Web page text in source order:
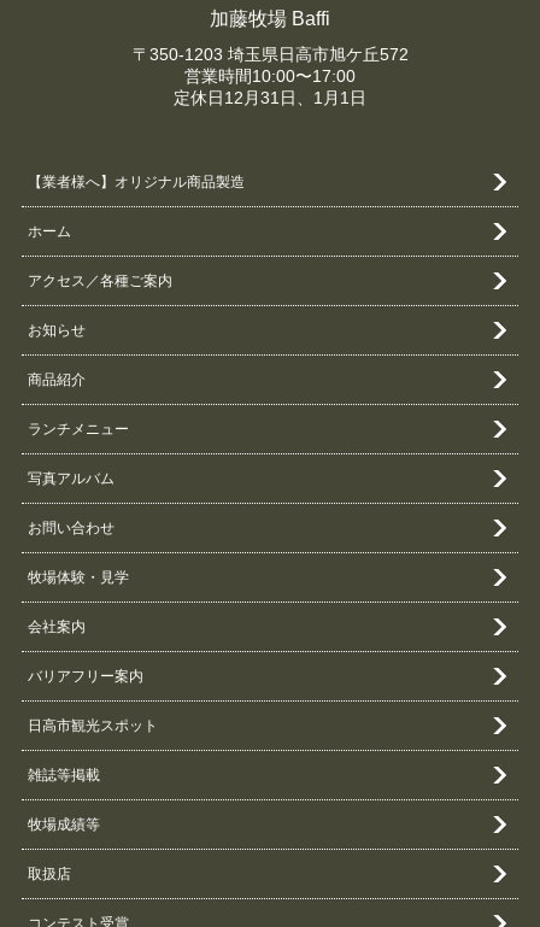
加藤牧場 Baffi
〒350-1203 埼玉県日高市旭ケ丘572
営業時間10:00〜17:00
定休日12月31日、1月1日
【業者様へ】オリジナル商品製造
ホーム
アクセス／各種ご案内
お知らせ
商品紹介
ランチメニュー
写真アルバム
お問い合わせ
牧場体験・見学
会社案内
バリアフリー案内
日高市観光スポット
雑誌等掲載
牧場成績等
取扱店
コンテスト受賞